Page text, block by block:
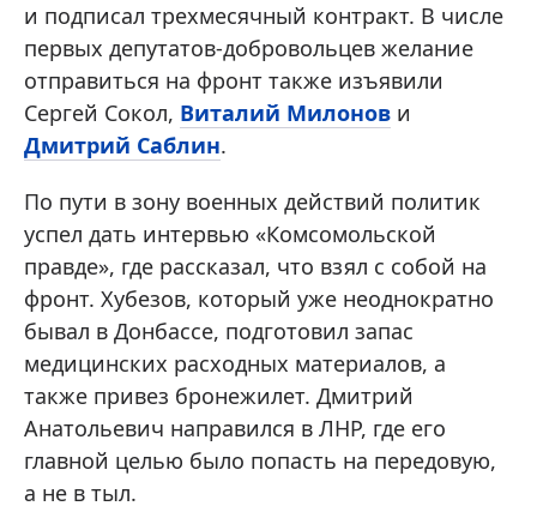
и подписал трехмесячный контракт. В числе
первых депутатов-добровольцев желание
отправиться на фронт также изъявили
Сергей Сокол, Виталий Милонов и
Дмитрий Саблин.
По пути в зону военных действий политик
успел дать интервью «Комсомольской
правде», где рассказал, что взял с собой на
фронт. Хубезов, который уже неоднократно
бывал в Донбассе, подготовил запас
медицинских расходных материалов, а
также привез бронежилет. Дмитрий
Анатольевич направился в ЛНР, где его
главной целью было попасть на передовую,
а не в тыл.